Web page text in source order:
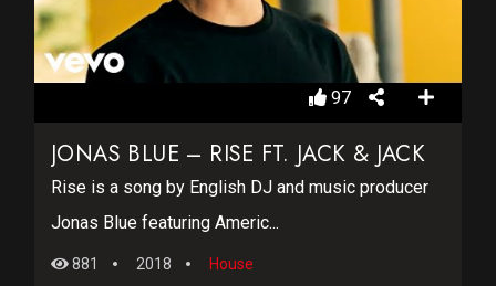
97
JONAS BLUE – RISE FT. JACK & JACK
Rise is a song by English DJ and music producer
Jonas Blue featuring Americ...
881 2018 House